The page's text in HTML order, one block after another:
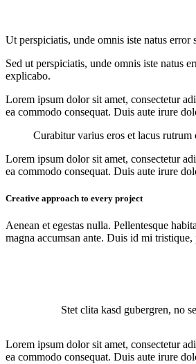
Ut perspiciatis, unde omnis iste natus
Sed ut perspiciatis, unde omnis iste natus
explicabo.
Lorem ipsum dolor sit amet, consectetur
ea commodo consequat. Duis aute irure
Curabitur varius eros et lacus
Lorem ipsum dolor sit amet, consectetur
ea commodo consequat. Duis aute irure
Creative approach to every project
Aenean et egestas nulla. Pellentesque
magna accumsan ante. Duis id mi
Stet clita kasd gubergren, no
Lorem ipsum dolor sit amet, consectetur
ea commodo consequat. Duis aute irure